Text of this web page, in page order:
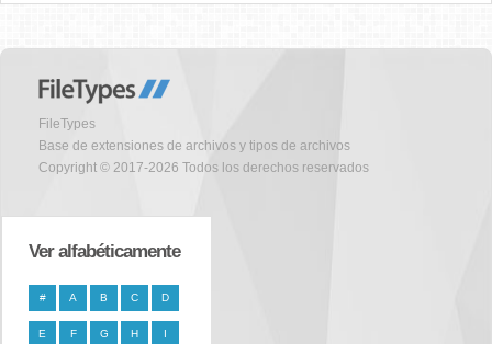
FileTypes
Base de extensiones de archivos y tipos de archivos
Copyright © 2017-2026 Todos los derechos reservados
Ver alfabéticamente
# A B C D
E F G H I